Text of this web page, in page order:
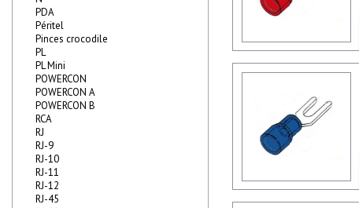
PDA
Péritel
Pinces crocodile
PL
PL Mini
POWERCON
POWERCON A
POWERCON B
RCA
RJ
RJ-9
RJ-10
RJ-11
RJ-12
RJ-45